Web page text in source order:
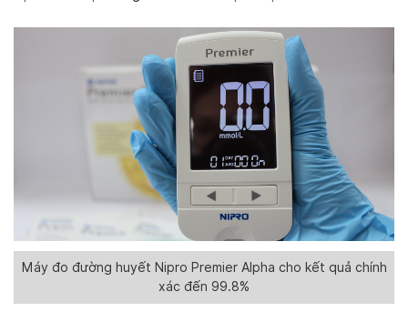
Máy đo đường huyết Nipro Premier Alpha cho kết quả chính
xác đến 99.8%